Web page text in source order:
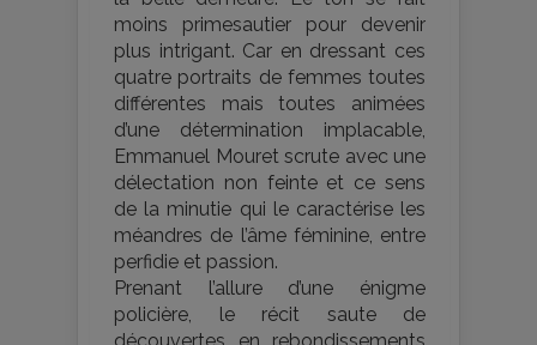
moins primesautier pour devenir
plus intrigant. Car en dressant ces
quatre portraits de femmes toutes
différentes mais toutes animées
d’une détermination implacable,
Emmanuel Mouret scrute avec une
délectation non feinte et ce sens
de la minutie qui le caractérise les
méandres de l’âme féminine, entre
perfidie et passion.
Prenant l’allure d’une énigme
policière, le récit saute de